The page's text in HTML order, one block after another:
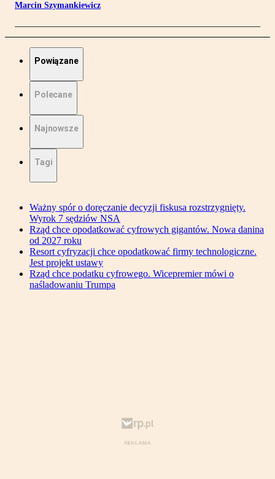
Marcin Szymankiewicz
Powiązane
Polecane
Najnowsze
Tagi
Ważny spór o doręczanie decyzji fiskusa rozstrzygnięty.
Wyrok 7 sędziów NSA
Rząd chce opodatkować cyfrowych gigantów. Nowa danina
od 2027 roku
Resort cyfryzacji chce opodatkować firmy technologiczne.
Jest projekt ustawy
Rząd chce podatku cyfrowego. Wicepremier mówi o
naśladowaniu Trumpa